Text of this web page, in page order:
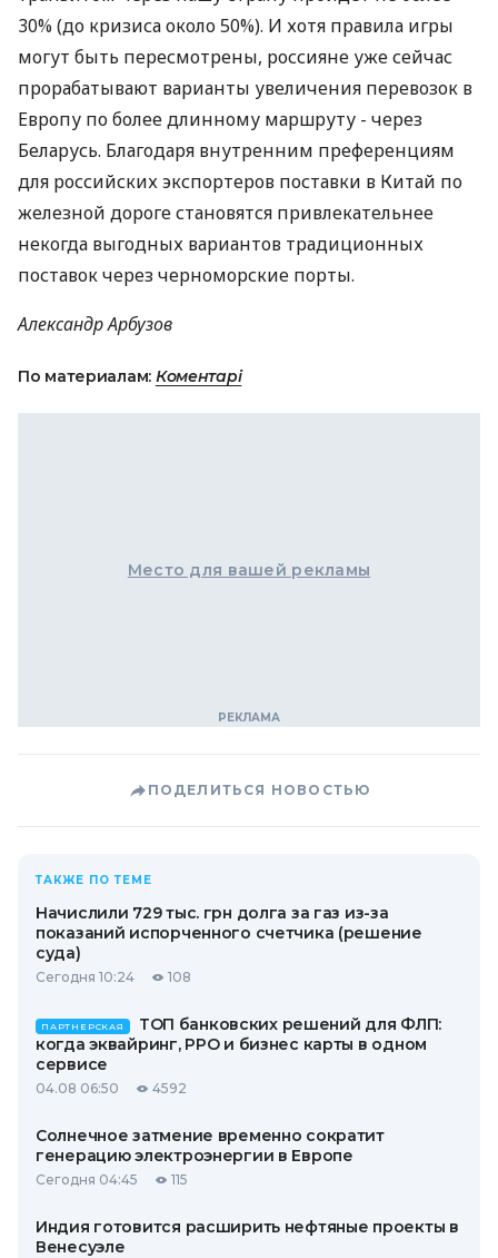
30% (до кризиса около 50%). И хотя правила игры
могут быть пересмотрены, россияне уже сейчас
прорабатывают варианты увеличения перевозок в
Европу по более длинному маршруту - через
Беларусь. Благодаря внутренним преференциям
для российских экспортеров поставки в Китай по
железной дороге становятся привлекательнее
некогда выгодных вариантов традиционных
поставок через черноморские порты.
Александр Арбузов
По материалам: Коментарі
Место для вашей рекламы
ПОДЕЛИТЬСЯ НОВОСТЬЮ
ТАКЖЕ ПО ТЕМЕ
Начислили 729 тыс. грн долга за газ из-за
показаний испорченного счетчика (решение
суда)
Сегодня 10:24 108
ПАРТНЕРСКАЯ
ТОП банковских решений для ФЛП:
когда эквайринг, РРО и бизнес карты в одном
сервисе
04.08 06:50 4592
Солнечное затмение временно сократит
генерацию электроэнергии в Европе
Сегодня 04:45 115
Индия готовится расширить нефтяные проекты в
Венесуэле